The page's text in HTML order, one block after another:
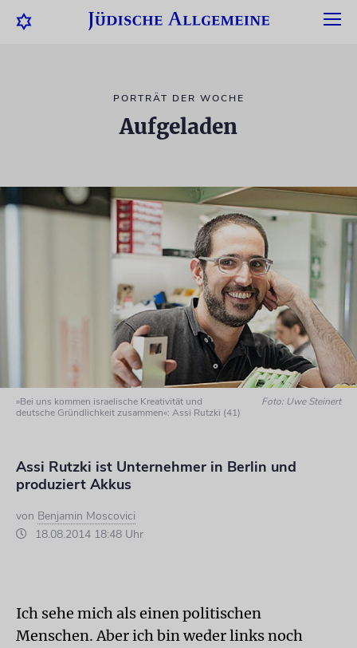
PORTRÄT DER WOCHE
Aufgeladen
»Bei uns kommen israelische Kreativität und
deutsche Gründlichkeit zusammen«: Assi Rutzki (41)
Foto: Uwe Steinert
Assi Rutzki ist Unternehmer in Berlin und
produziert Akkus
von Benjamin Moscovici
18.08.2014 18:48 Uhr
Ich sehe mich als einen politischen
Menschen. Aber ich bin weder links noch